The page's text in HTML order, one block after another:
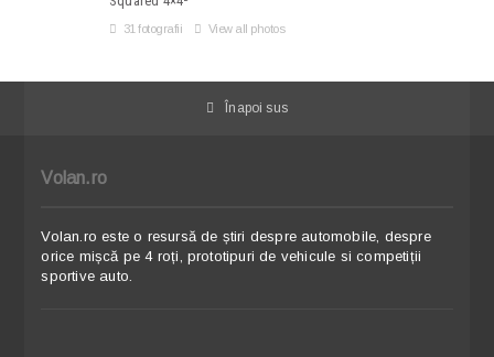
31 fotografii View all photos
Înapoi sus
Volan.ro
Volan.ro este o resursă de știri despre automobile, despre
orice mișcă pe 4 roți, prototipuri de vehicule si competiții
sportive auto.